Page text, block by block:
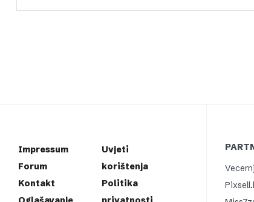
Impressum
Forum
Kontakt
Uvjeti
korištenja
Politika